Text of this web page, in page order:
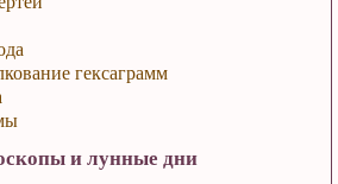
гексаграмм
и лунные дни